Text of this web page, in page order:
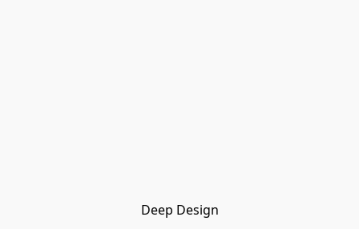
Deep Design